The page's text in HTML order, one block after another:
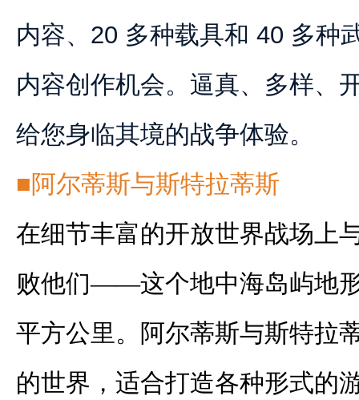
内容、20 多种载具和 40 多种
内容创作机会。逼真、多样
给您身临其境的战争体验。
■阿尔蒂斯与斯特拉蒂斯
在细节丰富的开放世界战场上
败他们——这个地中海岛屿地
平方公里。阿尔蒂斯与斯特拉
的世界，适合打造各种形式的